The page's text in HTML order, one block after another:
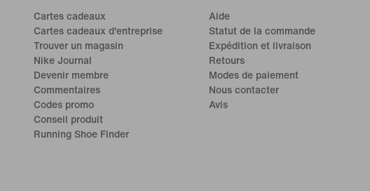
Cartes cadeaux
Cartes cadeaux d'entreprise
Trouver un magasin
Nike Journal
Devenir membre
Commentaires
Codes promo
Conseil produit
Running Shoe Finder
Aide
Statut de la commande
Expédition et livraison
Retours
Modes de paiement
Nous contacter
Avis